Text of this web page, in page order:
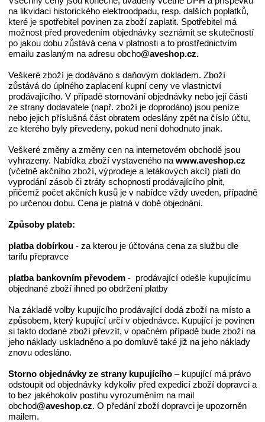
na likvidaci historického elektroodpadu, resp. dalších poplatků,
které je spotřebitel povinen za zboží zaplatit. Spotřebitel má
možnost před provedením objednávky seznámit se skutečností
po jakou dobu zůstává cena v platnosti a to prostřednictvím
emailu zaslaným na adresu obcho@aveshop.cz.
Veškeré zboží je dodáváno s daňovým dokladem. Zboží
zůstává do úplného zaplacení kupní ceny ve vlastnictví
prodávajícího. V případě stornování objednávky nebo její části
ze strany dodavatele (např. zboží je doprodáno) jsou peníze
nebo jejich příslušná část obratem odeslány zpět na číslo účtu,
ze kterého byly převedeny, pokud není dohodnuto jinak.
Veškeré změny a změny cen na internetovém obchodě jsou
vyhrazeny. Nabídka zboží vystaveného na www.aveshop.cz
(včetně akčního zboží, výprodeje a letákových akcí) platí do
vyprodání zásob či ztráty schopnosti prodávajícího plnit,
přičemž počet akčních kusů je v nabídce vždy uveden, případně
po určenou dobu. Cena je platná v době objednání.
Způsoby plateb:
platba dobírkou - za kterou je účtována cena za službu dle
tarifu přepravce
platba bankovním převodem - prodávající odešle kupujícímu
objednané zboží ihned po obdržení platby
Na základě volby kupujícího prodávající dodá zboží na místo a
způsobem, který kupující určí v objednávce. Kupující je povinen
si takto dodané zboží převzít, v opačném případě bude zboží na
jeho náklady uskladněno a po domluvě také již na jeho náklady
znovu odesláno.
Storno objednávky ze strany kupujícího – kupující má právo
odstoupit od objednávky kdykoliv před expedicí zboží dopravci a
to bez jakéhokoliv postihu vyrozuměním na mail
obchod@aveshop.cz. O předání zboží dopravci je upozorněn
mailem.